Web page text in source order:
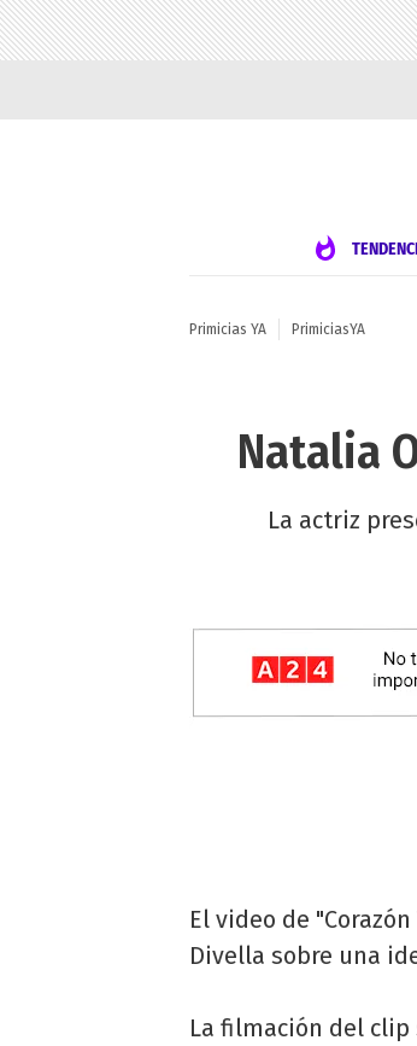
Primicias YA PrimiciasYA
Natalia
La actriz
El video de
Divella sobre una
La filmación del clip